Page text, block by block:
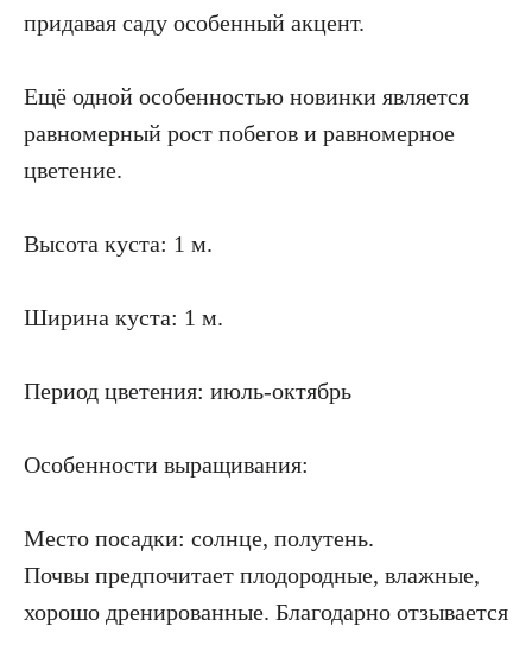
придавая саду особенный акцент.
Ещё одной особенностью новинки является
равномерный рост побегов и равномерное
цветение.
Высота куста: 1 м.
Ширина куста: 1 м.
Период цветения: июль-октябрь
Особенности выращивания:
Место посадки: солнце, полутень.
Почвы предпочитает плодородные, влажные,
хорошо дренированные. Благодарно отзывается